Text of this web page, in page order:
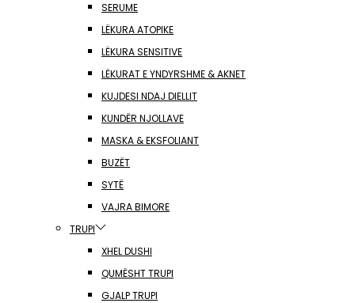
SERUME
LËKURA ATOPIKE
LËKURA SENSITIVE
LËKURAT E YNDYRSHME & AKNET
KUJDESI NDAJ DIELLIT
KUNDËR NJOLLAVE
MASKA & EKSFOLIANT
BUZËT
SYTË
VAJRA BIMORE
TRUPI
XHEL DUSHI
QUMËSHT TRUPI
GJALP TRUPI